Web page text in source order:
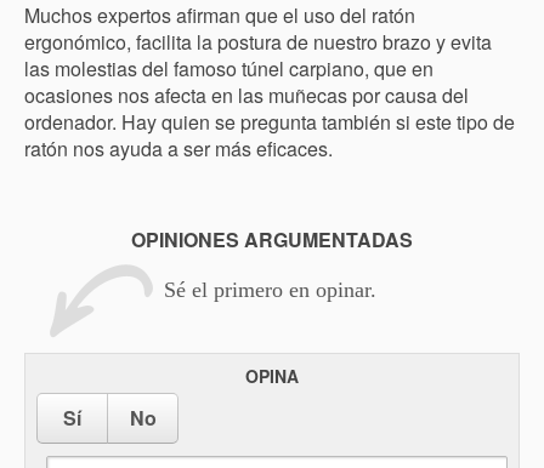
Muchos expertos afirman que el uso del ratón
ergonómico, facilita la postura de nuestro brazo y evita
las molestias del famoso túnel carpiano, que en
ocasiones nos afecta en las muñecas por causa del
ordenador. Hay quien se pregunta también si este tipo de
ratón nos ayuda a ser más eficaces.
OPINIONES ARGUMENTADAS
Sé el primero en opinar.
OPINA
Sí No